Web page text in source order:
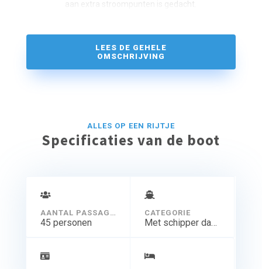
aan extra stroompunten is gedacht.
LEES DE GEHELE
OMSCHRIJVING
ALLES OP EEN RIJTJE
Specificaties van de boot
AANTAL PASSAGIERS
45 personen
CATEGORIE
Met schipper dagtocht